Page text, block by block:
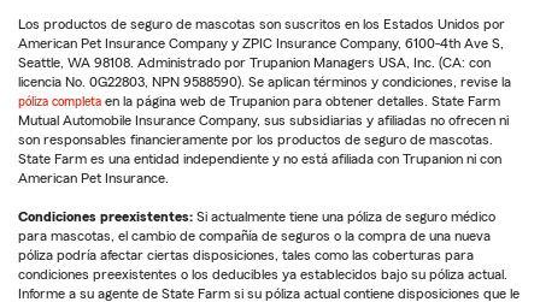
Los productos de seguro de mascotas son suscritos en los Estados Unidos por
American Pet Insurance Company y ZPIC Insurance Company, 6100-4th Ave S,
Seattle, WA 98108. Administrado por Trupanion Managers USA, Inc. (CA: con
licencia No. 0G22803, NPN 9588590). Se aplican términos y condiciones, revise la
póliza completa en la página web de Trupanion para obtener detalles. State Farm
Mutual Automobile Insurance Company, sus subsidiarias y afiliadas no ofrecen ni
son responsables financieramente por los productos de seguro de mascotas.
State Farm es una entidad independiente y no está afiliada con Trupanion ni con
American Pet Insurance.
Condiciones preexistentes: Si actualmente tiene una póliza de seguro médico
para mascotas, el cambio de compañía de seguros o la compra de una nueva
póliza podría afectar ciertas disposiciones, tales como las coberturas para
condiciones preexistentes o los deducibles ya establecidos bajo su póliza actual.
Informe a su agente de State Farm si su póliza actual contiene disposiciones que le